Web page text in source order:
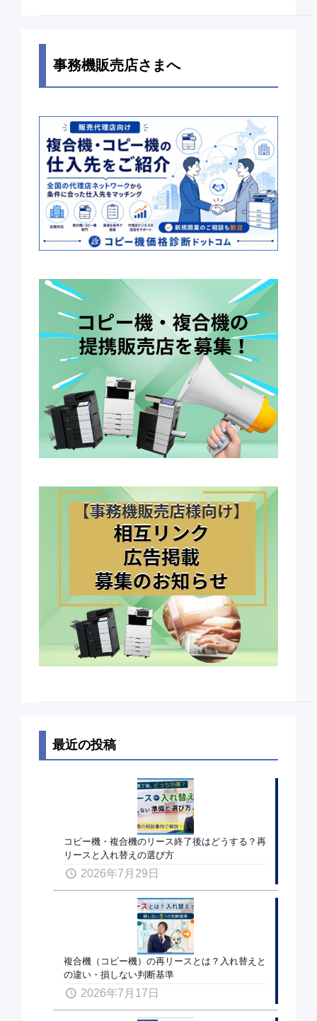
事務機販売店さまへ
最近の投稿
コピー機・複合機のリース終了後はどうする？再
リースと入れ替えの選び方
2026年7月29日
複合機（コピー機）の再リースとは？入れ替えと
の違い・損しない判断基準
2026年7月17日